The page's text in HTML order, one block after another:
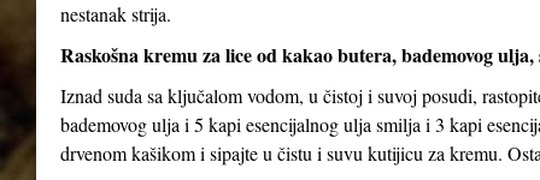
nestanak strija.
Raskošna kremu za lice od kakao butera, bademovog
Iznad suda sa ključalom vodom, u čistoj i suvoj posudi,
bademovog ulja i 5 kapi esencijalnog ulja smilja i 3 kapi
drvenom kašikom i sipajte u čistu i suvu kutijicu za kremu.